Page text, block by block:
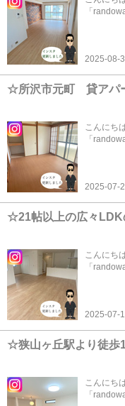
「
2025-08-
☆所沢市元町 貸アパ
こんにち
「
2025-07-
☆21帖以上の広々
こんにち
「
2025-07-
☆狭山ヶ丘駅より徒歩
こんにち
「